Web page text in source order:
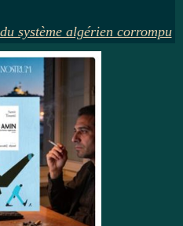
système algérien corrompu